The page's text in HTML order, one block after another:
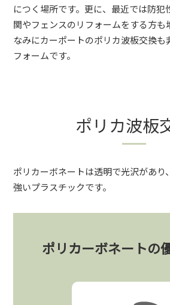
につく場所です。更に、最近では防犯
関やフェンスのリフォームをする方も
なみにカーポートのポリカ波板交換も
フォームです。
ポリカ波板
ポリカーボネートは透明で光沢があり
強いプラスチックです。
ポリカーボネートの